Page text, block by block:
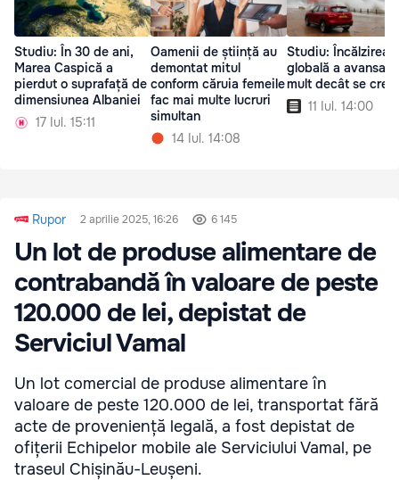
Studiu: În 30 de ani,
Marea Caspică a
pierdut o suprafață de
dimensiunea Albaniei
17 Iul. 15:11
Oamenii de știință au
demontat mitul
conform căruia femeile
fac mai multe lucruri
simultan
14 Iul. 14:08
Studiu: Încălzirea
globală a avansat
mult decât se
11 Iul. 14:00
Rupor 2 aprilie 2025, 16:26 6 145
Un lot de produse alimentare de
contrabandă în valoare de peste
120.000 de lei, depistat de
Serviciul Vamal
Un lot comercial de produse alimentare în
valoare de peste 120.000 de lei, transportat fără
acte de proveniență legală, a fost depistat de
ofițerii Echipelor mobile ale Serviciului Vamal, pe
traseul Chișinău-Leușeni.